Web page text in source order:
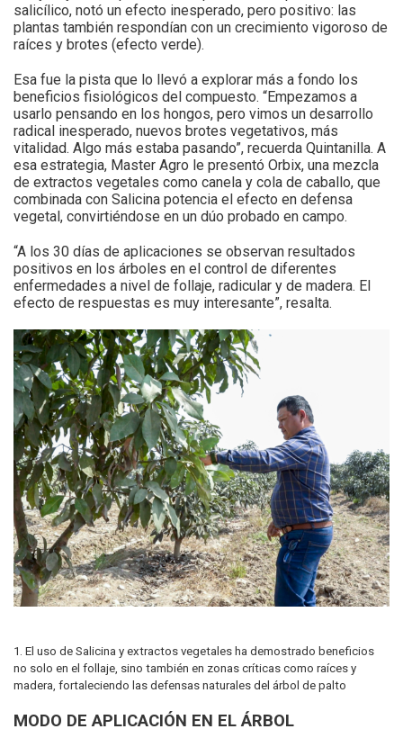
salicílico, notó un efecto inesperado, pero positivo: las
plantas también respondían con un crecimiento vigoroso de
raíces y brotes (efecto verde).
Esa fue la pista que lo llevó a explorar más a fondo los
beneficios fisiológicos del compuesto. “Empezamos a
usarlo pensando en los hongos, pero vimos un desarrollo
radical inesperado, nuevos brotes vegetativos, más
vitalidad. Algo más estaba pasando”, recuerda Quintanilla. A
esa estrategia, Master Agro le presentó Orbix, una mezcla
de extractos vegetales como canela y cola de caballo, que
combinada con Salicina potencia el efecto en defensa
vegetal, convirtiéndose en un dúo probado en campo.
“A los 30 días de aplicaciones se observan resultados
positivos en los árboles en el control de diferentes
enfermedades a nivel de follaje, radicular y de madera. El
efecto de respuestas es muy interesante”, resalta.
1. El uso de Salicina y extractos vegetales ha demostrado beneficios
no solo en el follaje, sino también en zonas críticas como raíces y
madera, fortaleciendo las defensas naturales del árbol de palto
MODO DE APLICACIÓN EN EL ÁRBOL